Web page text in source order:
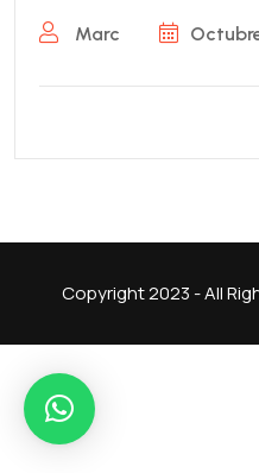
Marc
Copyright 2023 - All